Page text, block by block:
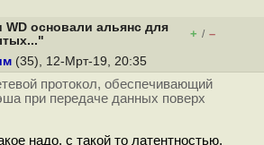
WD основали альянс для
+ / –
(35), 12-Мрт-19, 20:35
протокол, обеспечивающий
при передаче данных поверх
надо, с такой то латентностью.